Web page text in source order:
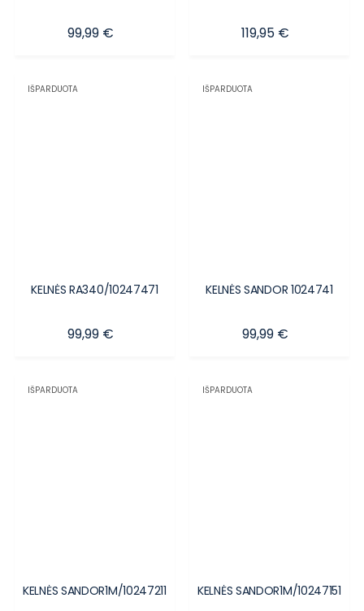
Kaina
99,99 € Kaina
119,95 €
IŠPARDUOTA
KELNĖS RA340/10247471
Kaina
99,99 €
IŠPARDUOTA
KELNĖS SANDOR 1024741
Kaina
99,99 €
IŠPARDUOTA
KELNĖS SANDOR1M/10247211
IŠPARDUOTA
KELNĖS SANDOR1M/10247151